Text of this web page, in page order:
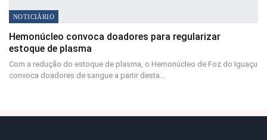
NOTICIÁRIO
Hemonúcleo convoca doadores para regularizar
estoque de plasma
Com a redução do estoque de plasma, o Hemonúcleo de Foz do Iguaçu
convoca doadores de sangue a partir desta…